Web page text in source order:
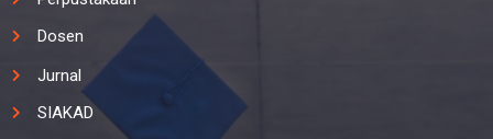
Dosen
Jurnal
SIAKAD